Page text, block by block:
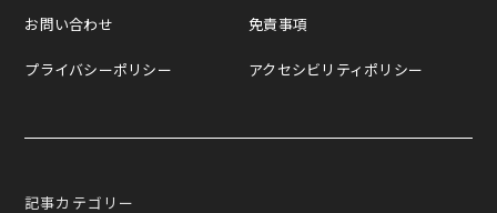
お問い合わせ
プライバシーポリシー
免責事項
アクセシビリティポリシー
記事カテゴリー